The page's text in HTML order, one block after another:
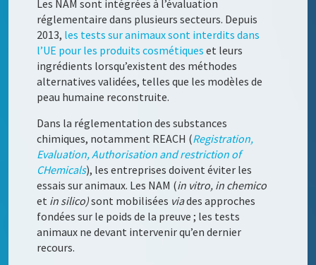
Les NAM sont intégrées à l’évaluation
réglementaire dans plusieurs secteurs. Depuis
2013, les tests sur animaux sont interdits dans
l’UE pour les produits cosmétiques et leurs
ingrédients lorsqu’existent des méthodes
alternatives validées, telles que les modèles de
peau humaine reconstruite.
Dans la réglementation des substances
chimiques, notamment REACH (Registration,
Evaluation, Authorisation and restriction of
CHemicals), les entreprises doivent éviter les
essais sur animaux. Les NAM (in vitro, in chemico
et in silico)sont mobilisées viades approches
fondées sur le poids de la preuve ; les tests
animaux ne devant intervenir qu’en dernier
recours.